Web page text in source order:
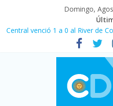
Domingo,
Central venció 1 a 0 al River de
La morosidad alcanzó su nivel
afecta a 400 mil deudores en
Desde que asumió Milei cerraron
denuncia crisis como en 2001
Vacaciones de invierno con más
turístico: 4,6 millones de